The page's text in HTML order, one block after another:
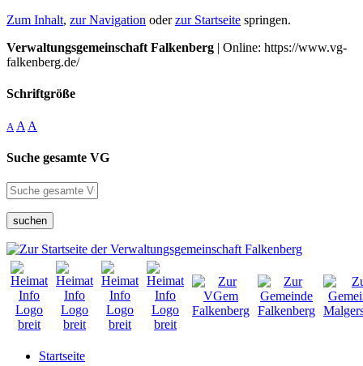
Zum Inhalt, zur Navigation oderzur Startseite springen.
Verwaltungsgemeinschaft Falkenberg | Online: https://www.vg-
falkenberg.de/
Schriftgröße
A A A
Suche gesamte VG
suchen
Startseite